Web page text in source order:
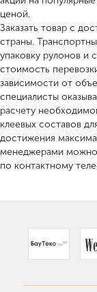
ценой.
Заказать товар с
страны.
упаковку рулонов и
стоимость
зависимости от
специалисты
расчету
клеевых составов
достижения
менеджерами можно
по контактному